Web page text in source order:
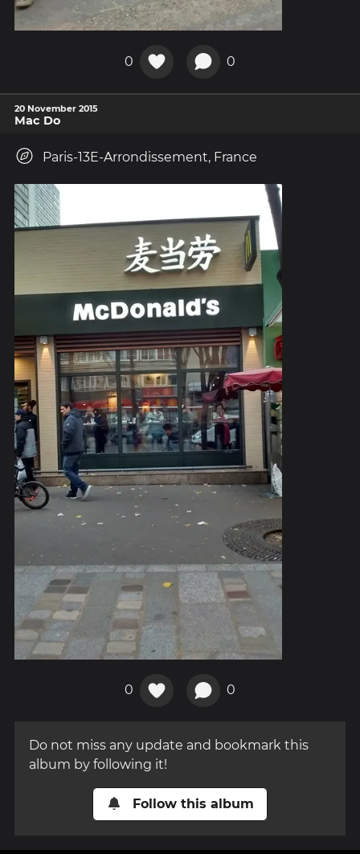
0 0
20 November 2015
Mac Do
Paris-13E-Arrondissement, France
0 0
Do not miss any update and bookmark this
album by following it!
Follow this album